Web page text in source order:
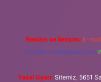
Reklam ve İletişim: E-
forumhizmeti@gmail.com
Yasal Uyarı: Sitemiz, 5651